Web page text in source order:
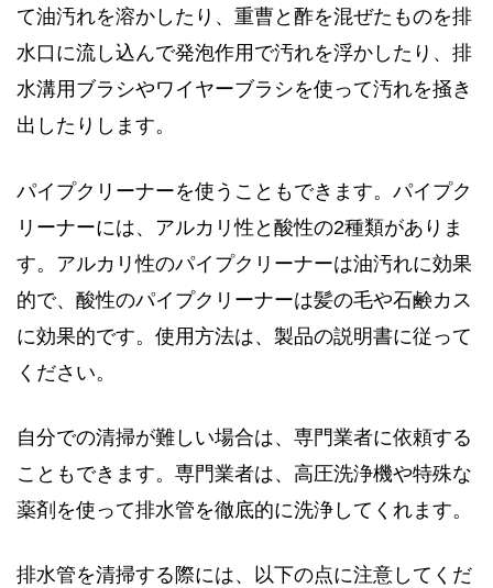
て油汚れを溶かしたり、重曹と酢を混ぜたものを排
水口に流し込んで発泡作用で汚れを浮かしたり、排
水溝用ブラシやワイヤーブラシを使って汚れを掻き
出したりします。
パイプクリーナーを使うこともできます。パイプク
リーナーには、アルカリ性と酸性の2種類がありま
す。アルカリ性のパイプクリーナーは油汚れに効果
的で、酸性のパイプクリーナーは髪の毛や石鹸カス
に効果的です。使用方法は、製品の説明書に従って
ください。
自分での清掃が難しい場合は、専門業者に依頼する
こともできます。専門業者は、高圧洗浄機や特殊な
薬剤を使って排水管を徹底的に洗浄してくれます。
排水管を清掃する際には、以下の点に注意してくだ